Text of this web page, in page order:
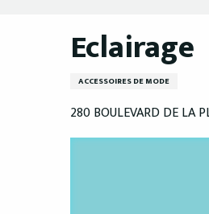
Eclairage
ACCESSOIRES DE MODE
280 BOULEVARD DE LA